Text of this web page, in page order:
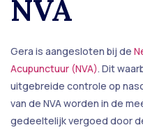
NVA
Gera is aangesloten bij de
Acupunctuur (NVA). Dit
uitgebreide controle op
van de NVA worden in de
gedeeltelijk vergoed door